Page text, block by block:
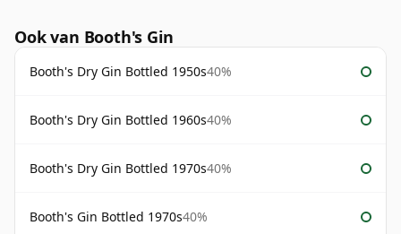
Ook van Booth's Gin
Booth's Dry Gin Bottled 1950s40%
Booth's Dry Gin Bottled 1960s40%
Booth's Dry Gin Bottled 1970s40%
Booth's Gin Bottled 1970s40%